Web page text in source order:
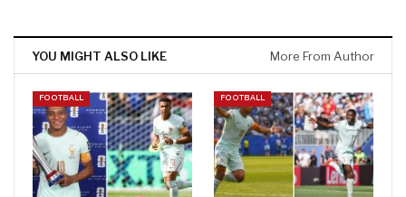
YOU MIGHT ALSO LIKE More From Author
FOOTBALL FOOTBALL